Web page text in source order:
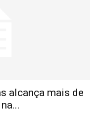
alcança mais de